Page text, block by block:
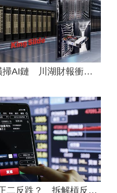
靠2根鐵軌橫掃AI鏈 川湖財報衝上萬金股
大盤收紅、正二反跌？ 拆解槓反ETF秒懂